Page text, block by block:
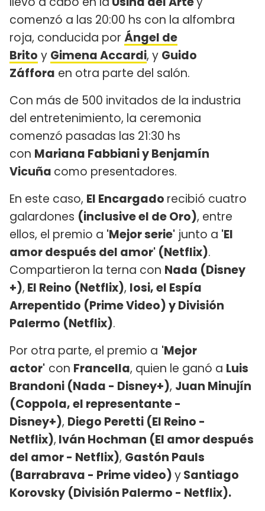
comenzó a las 20:00 hs con la alfombra
roja, conducida por Ángel de
Brito y Gimena Accardi, y Guido
Záffora en otra parte del salón.
Con más de 500 invitados de la industria
del entretenimiento, la ceremonia
comenzó pasadas las 21:30 hs
con Mariana Fabbiani y Benjamín
Vicuña como presentadores.
En este caso, El Encargado recibió cuatro
galardones (inclusive el de Oro), entre
ellos, el premio a 'Mejor serie' junto a 'El
amor después del amor' (Netflix).
Compartieron la terna con Nada (Disney
+), El Reino (Netflix), Iosi, el Espía
Arrepentido (Prime Video) y División
Palermo (Netflix).
Por otra parte, el premio a 'Mejor
actor' con Francella, quien le ganó a Luis
Brandoni (Nada - Disney+), Juan Minujín
(Coppola, el representante -
Disney+), Diego Peretti (El Reino -
Netflix), Iván Hochman (El amor después
del amor - Netflix), Gastón Pauls
(Barrabrava - Prime video)ySantiago
Korovsky (División Palermo - Netflix).